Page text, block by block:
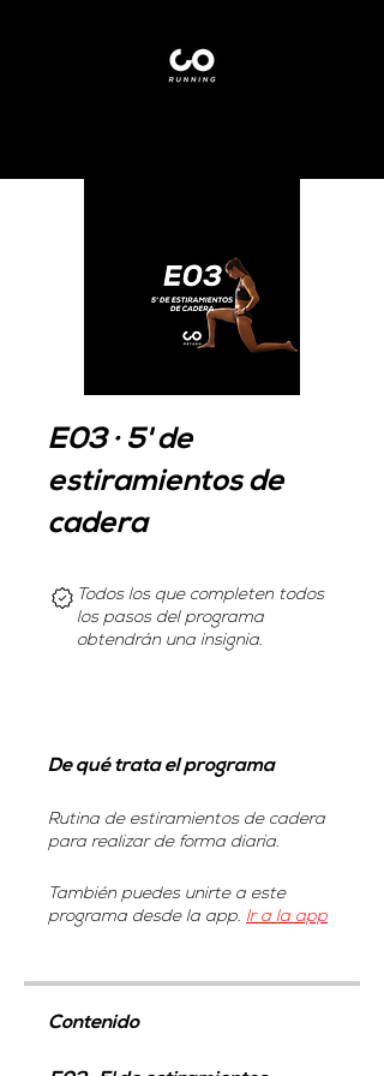
E03 · 5' de
estiramientos de
cadera
Todos los que completen todos
los pasos del programa
obtendrán una insignia.
De qué trata el programa
Rutina de estiramientos de cadera
para realizar de forma diaria.
También puedes unirte a este
programa desde la app. Ir a la app
Contenido